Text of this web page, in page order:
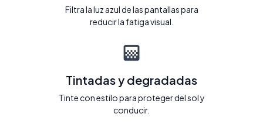
Filtra la luz azul de las pantallas para
reducir la fatiga visual.
Tintadas y degradadas
Tinte con estilo para proteger del sol y
conducir.